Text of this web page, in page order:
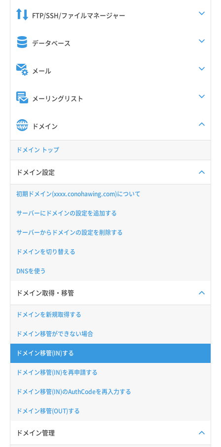
FTP/SSH/ファイルマネージャー
データベース
メール
メーリングリスト
ドメイン
ドメイン トップ
ドメイン設定
初期ドメイン(xxxx.conohawing.com)について
サーバーにドメインの設定を追加する
サーバーからドメインの設定を削除する
ドメインを切り替える
DNSを使う
ドメイン取得・移管
ドメインを新規取得する
ドメイン移管ができない場合
ドメイン移管(IN)する
ドメイン移管(IN)を再申請する
ドメイン移管(IN)のAuthCodeを再入力する
ドメイン移管(OUT)する
ドメイン管理